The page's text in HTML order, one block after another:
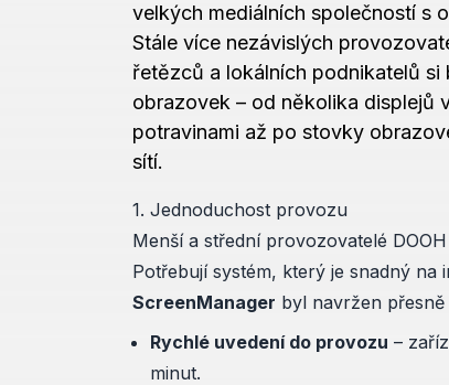
velkých mediálních společností s
Stále více nezávislých
řetězců a lokálních podnikatelů si
obrazovek – od několika displejů
potravinami až po stovky
sítí.
1. Jednoduchost provozu
Menší a střední provozovatelé
Potřebují systém, který je snadný
ScreenManager byl navržen
Rychlé uvedení do provozu –
minut.